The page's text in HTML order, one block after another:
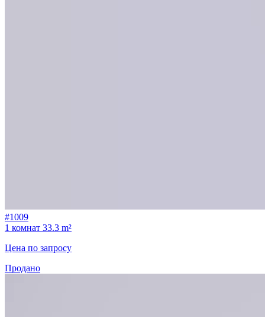
#1009
1 комнат 33.3 m²
Цена по запросу
Продано